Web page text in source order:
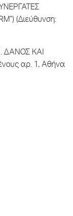
(Διεύθυνση:
ΔΑΝΟΣ ΚΑΙ
αρ. 1, Αθήνα